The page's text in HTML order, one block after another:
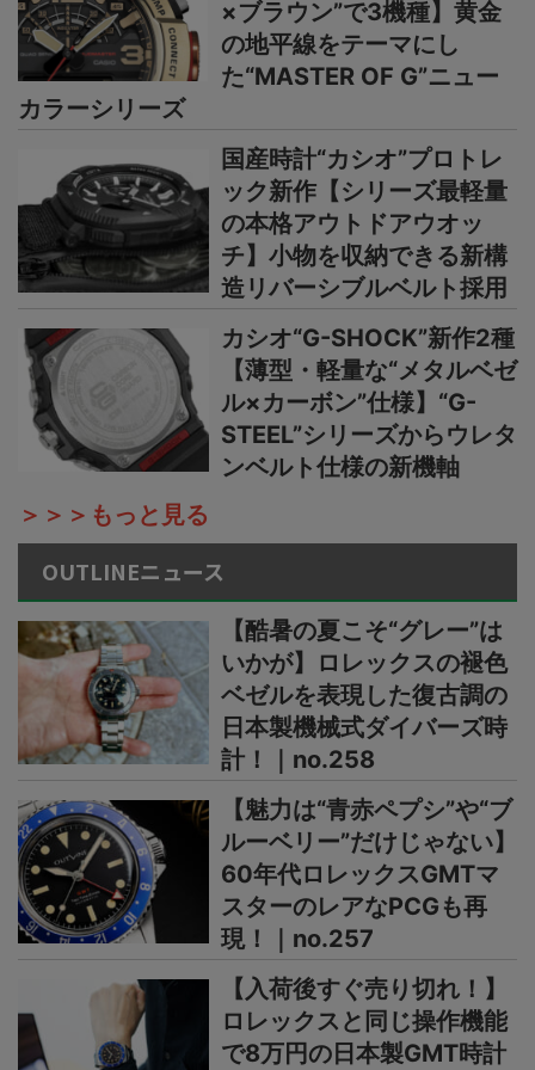
×ブラウン”で3機種】黄金
の地平線をテーマにし
た“MASTER OF G”ニュー
カラーシリーズ
国産時計“カシオ”プロトレ
ック新作【シリーズ最軽量
の本格アウトドアウオッ
チ】小物を収納できる新構
造リバーシブルベルト採用
カシオ“G-SHOCK”新作2種
【薄型・軽量な“メタルベゼ
ル×カーボン”仕様】“G-
STEEL”シリーズからウレタ
ンベルト仕様の新機軸
＞＞＞もっと見る
OUTLINEニュース
【酷暑の夏こそ“グレー”は
いかが】ロレックスの褪色
ベゼルを表現した復古調の
日本製機械式ダイバーズ時
計！｜no.258
【魅力は“青赤ペプシ”や“ブ
ルーベリー”だけじゃない】
60年代ロレックスGMTマ
スターのレアなPCGも再
現！｜no.257
【入荷後すぐ売り切れ！】
ロレックスと同じ操作機能
で8万円の日本製GMT時計